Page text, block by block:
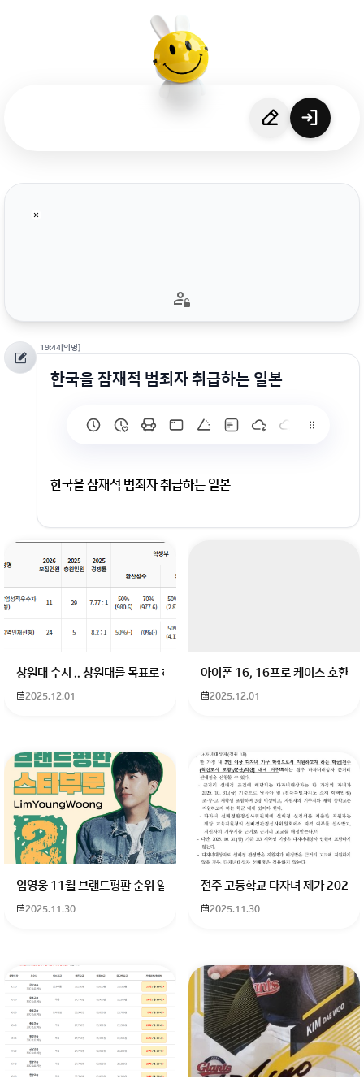
19:44[익명]
한국을 잠재적 범죄자 취급하는 일본
한국을 잠재적 범죄자 취급하는 일본
회원가입 혹은 광고 [X]를 누르면 내용이 보입니다
창원대 수시 .. 창원대를 목표로 하고 있는 09년생입니다 지금 제 내신이 5
2025.12.01
아이폰 16, 16프로 케이스 호환
2025.12.01
임영웅 11월 브랜드평판 순위 알고싶어요 임영웅 11월 브랜드평판에서
2025.11.30
전주 고등학교 다자녀 제가 2027
2025.11.30